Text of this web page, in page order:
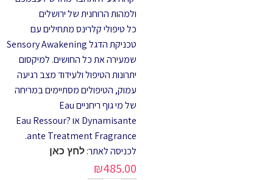
ולמהות הרוחנית של ירושלים
כל טיפולי קלרינס מתחילים עם
טכניקת הדגל Sensory Awakening
שמעירה את כל החושים. למיקסום
יתרונות הטיפול ולעידוד מצב רגיעה
עמוק, הטיפולים מסתיימים במריחה
של מי גוף ריחניים Eau
Dynamisante או Eau Ressour?
ante Treatment Fragrance.
לכניסה לאתר: לחץ כאן
₪485.00